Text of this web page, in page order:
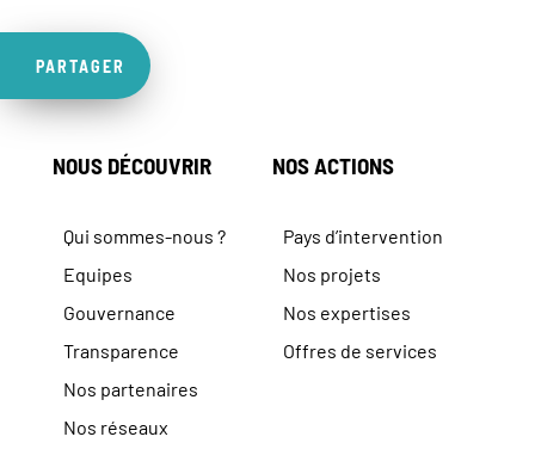
PARTAGER
NOUS DÉCOUVRIR
Qui sommes-nous ?
Equipes
Gouvernance
Transparence
Nos partenaires
Nos réseaux
NOS ACTIONS
Pays d’intervention
Nos projets
Nos expertises
Offres de services